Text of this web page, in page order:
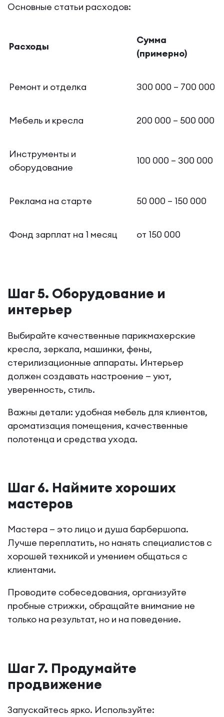
Основные статьи расходов:
Расходы
Сумма
(примерно)
Ремонт и отделка 300 000 – 700 000
Мебель и кресла 200 000 – 500 000
Инструменты и
оборудование
100 000 – 300 000
Реклама на старте 50 000 – 150 000
Фонд зарплат на 1 месяц от 150 000
Шаг 5. Оборудование и
интерьер
Выбирайте качественные парикмахерские
кресла, зеркала, машинки, фены,
стерилизационные аппараты. Интерьер
должен создавать настроение — уют,
уверенность, стиль.
Важны детали: удобная мебель для клиентов,
ароматизация помещения, качественные
полотенца и средства ухода.
Шаг 6. Наймите хороших
мастеров
Мастера — это лицо и душа барбершопа.
Лучше переплатить, но нанять специалистов с
хорошей техникой и умением общаться с
клиентами.
Проводите собеседования, организуйте
пробные стрижки, обращайте внимание не
только на результат, но и на поведение.
Шаг 7. Продумайте
продвижение
Запускайтесь ярко. Используйте: